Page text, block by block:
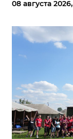
08 августа 2026,